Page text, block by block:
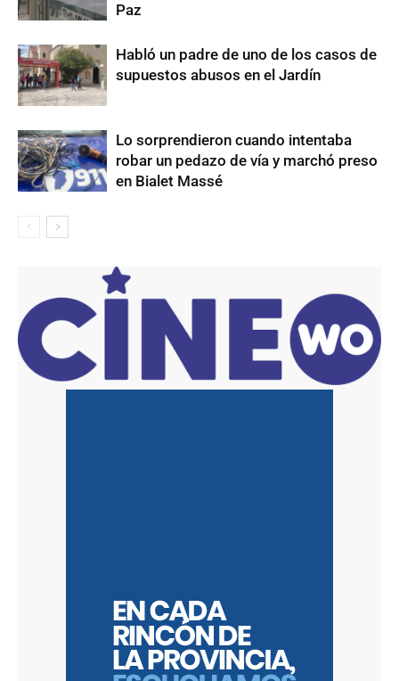
Paz
Habló un padre de uno de los casos de
supuestos abusos en el Jardín
Lo sorprendieron cuando intentaba
robar un pedazo de vía y marchó preso
en Bialet Massé